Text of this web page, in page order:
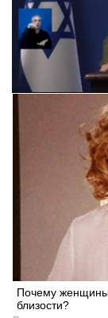
Почему женщины
близости?